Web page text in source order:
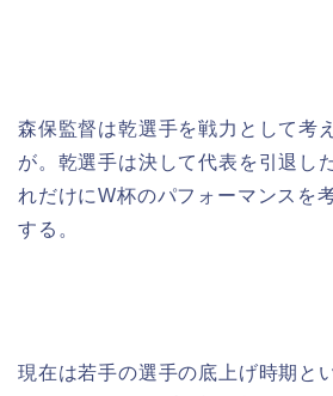
森保監督は乾選手を戦力として考
が。乾選手は決して代表を引退し
れだけにW杯のパフォーマンスを
する。
現在は若手の選手の底上げ時期と